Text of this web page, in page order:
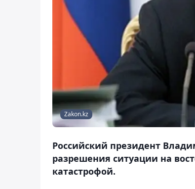
Zakon.kz
Российский президент
разрешения ситуации на
катастрофой.